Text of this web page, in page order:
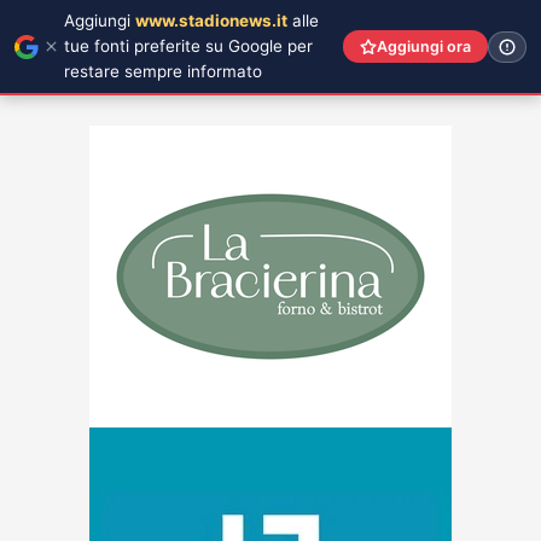
Aggiungi www.stadionews.it alle
tue fonti preferite su Google per
restare sempre informato
Aggiungi ora